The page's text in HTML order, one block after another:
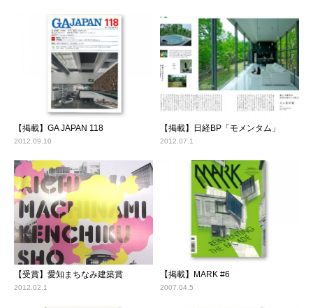
【掲載】GA JAPAN 118
2012.09.10
【掲載】日経BP「モメンタム」
2012.07.1
【受賞】愛知まちなみ建築賞
2012.02.1
【掲載】MARK #6
2007.04.5